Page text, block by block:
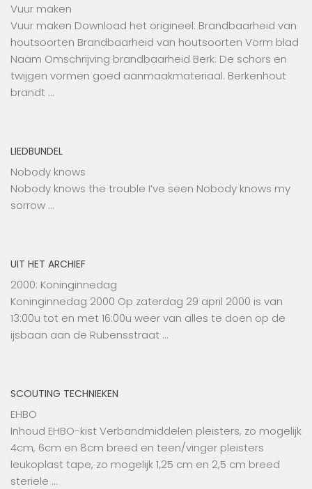
Vuur maken
Vuur maken Download het origineel: Brandbaarheid van
houtsoorten Brandbaarheid van houtsoorten Vorm blad
Naam Omschrijving brandbaarheid Berk: De schors en
twijgen vormen goed aanmaakmateriaal. Berkenhout
brandt …
LIEDBUNDEL
Nobody knows
Nobody knows the trouble I’ve seen Nobody knows my
sorrow …
UIT HET ARCHIEF
2000: Koninginnedag
Koninginnedag 2000 Op zaterdag 29 april 2000 is van
13:00u tot en met 16:00u weer van alles te doen op de
ijsbaan aan de Rubensstraat …
SCOUTING TECHNIEKEN
EHBO
Inhoud EHBO-kist Verbandmiddelen pleisters, zo mogelijk
4cm, 6cm en 8cm breed en teen/vinger pleisters
leukoplast tape, zo mogelijk 1,25 cm en 2,5 cm breed
steriele …